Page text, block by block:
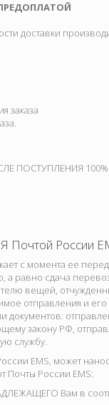
доставки
заказа
ПОСТУПЛЕНИЯ 100%
России
с момента ее
а равно сдача
вещей,
отправления и его
документов:
закону РФ,
службу.
EMS, может
Почты России EMS:
Вам в